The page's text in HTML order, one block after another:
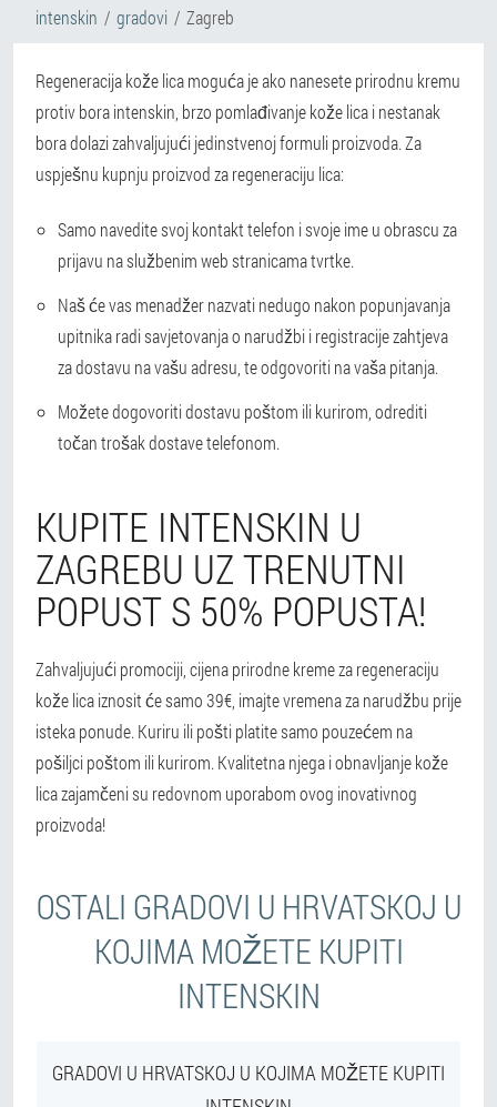
intenskin gradovi Zagreb
Regeneracija kože lica moguća je ako nanesete prirodnu kremu
protiv bora intenskin, brzo pomlađivanje kože lica i nestanak
bora dolazi zahvaljujući jedinstvenoj formuli proizvoda. Za
uspješnu kupnju proizvod za regeneraciju lica:
Samo navedite svoj kontakt telefon i svoje ime u obrascu za
prijavu na službenim web stranicama tvrtke.
Naš će vas menadžer nazvati nedugo nakon popunjavanja
upitnika radi savjetovanja o narudžbi i registracije zahtjeva
za dostavu na vašu adresu, te odgovoriti na vaša pitanja.
Možete dogovoriti dostavu poštom ili kurirom, odrediti
točan trošak dostave telefonom.
KUPITE INTENSKIN U
ZAGREBU UZ TRENUTNI
POPUST S 50% POPUSTA!
Zahvaljujući promociji, cijena prirodne kreme za regeneraciju
kože lica iznosit će samo 39€, imajte vremena za narudžbu prije
isteka ponude. Kuriru ili pošti platite samo pouzećem na
pošiljci poštom ili kurirom. Kvalitetna njega i obnavljanje kože
lica zajamčeni su redovnom uporabom ovog inovativnog
proizvoda!
OSTALI GRADOVI U HRVATSKOJ U
KOJIMA MOŽETE KUPITI
INTENSKIN
GRADOVI U HRVATSKOJ U KOJIMA MOŽETE KUPITI